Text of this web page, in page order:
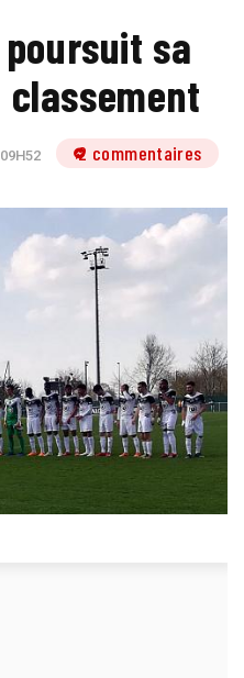
poursuit sa
2 commentaires